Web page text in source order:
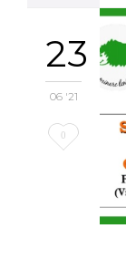
23
06 '21
Love
0